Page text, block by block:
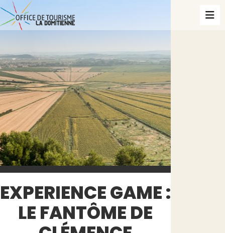
EXPERIENCE GAME :
LE FANTÔME DE